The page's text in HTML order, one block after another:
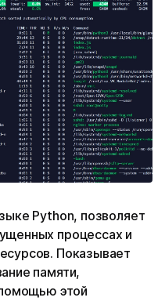
Python, позволяет
процессах и
Показывает
памяти,
этой